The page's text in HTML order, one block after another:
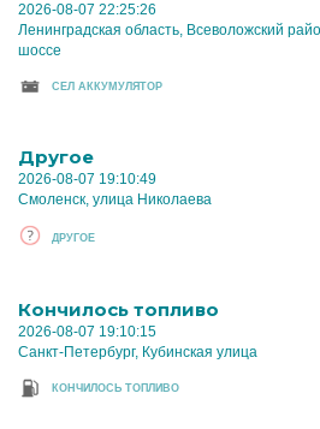
2026-08-07 22:25:26
Ленинградская область, Всеволожский
шоссе
CЕЛ АККУМУЛЯТОР
Другое
2026-08-07 19:10:49
Смоленск, улица Николаева
ДРУГОЕ
Кончилось топливо
2026-08-07 19:10:15
Санкт-Петербург, Кубинская улица
КОНЧИЛОСЬ ТОПЛИВО